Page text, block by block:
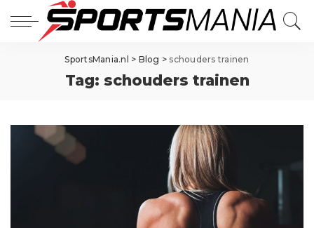
SportsMania.nl > Blog > schouders trainen
Tag: schouders trainen